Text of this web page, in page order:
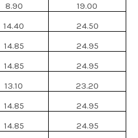
8.90
19.00
14.40
24.50
14.85
24.95
14.85
24.95
13.10
23.20
14.85
24.95
14.85
24.95